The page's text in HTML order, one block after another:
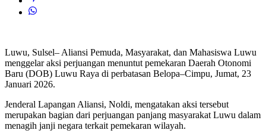
Luwu, Sulsel– Aliansi Pemuda, Masyarakat, dan Mahasiswa Luwu
menggelar aksi perjuangan menuntut pemekaran Daerah Otonomi
Baru (DOB) Luwu Raya di perbatasan Belopa–Cimpu, Jumat, 23
Januari 2026.
Jenderal Lapangan Aliansi, Noldi, mengatakan aksi tersebut
merupakan bagian dari perjuangan panjang masyarakat Luwu dalam
menagih janji negara terkait pemekaran wilayah.